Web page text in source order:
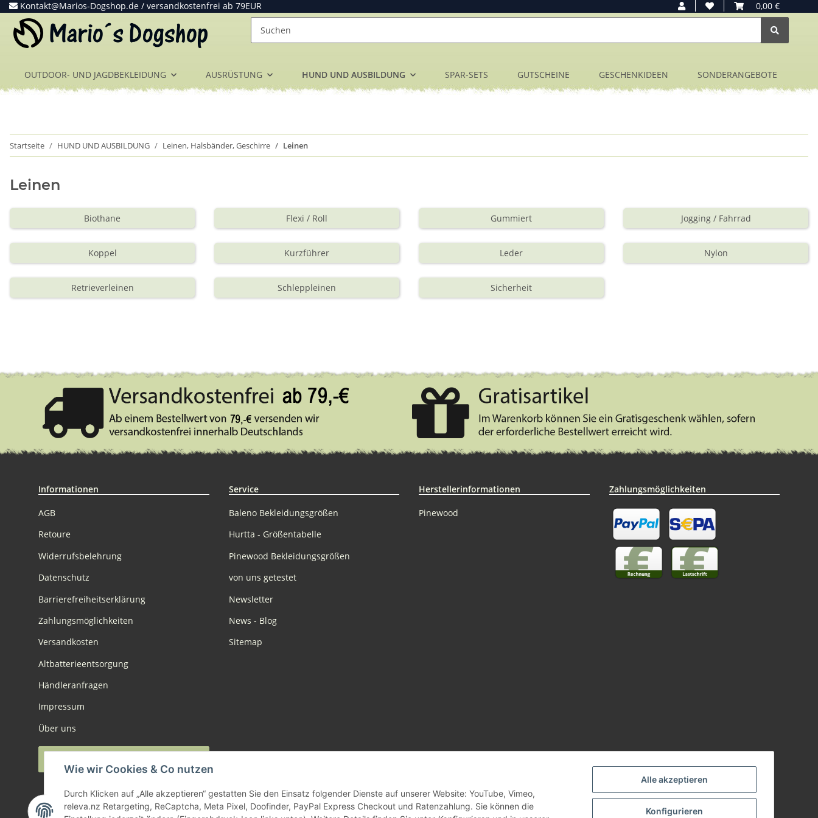
Alle akzeptieren
Konfigurieren
Wie wir Cookies & Co nutzen
Durch Klicken auf „Alle akzeptieren“ gestatten Sie den Einsatz folgender Dienste auf unserer Website: YouTube, Vimeo,
releva.nz Retargeting, ReCaptcha, Meta Pixel, Doofinder, PayPal Express Checkout und Ratenzahlung. Sie können die
Kontakt@Marios-Dogshop.de / versandkostenfrei ab 79EUR 0,00 €
OUTDOOR- UND JAGDBEKLEIDUNG AUSRÜSTUNG HUND UND AUSBILDUNG SPAR-SETS GUTSCHEINE GESCHENKIDEEN SONDERANGEBOTE
Startseite HUND UND AUSBILDUNG Leinen, Halsbänder, Geschirre Leinen
Leinen
Biothane Flexi / Roll Gummiert Jogging / Fahrrad
Koppel Kurzführer Leder Nylon
Retrieverleinen Schleppleinen Sicherheit
Informationen
AGB
Retoure
Widerrufsbelehrung
Datenschutz
Barrierefreiheitserklärung
Zahlungsmöglichkeiten
Versandkosten
Altbatterieentsorgung
Händleranfragen
Impressum
Über uns
Service
Baleno Bekleidungsgrößen
Hurtta - Größentabelle
Pinewood Bekleidungsgrößen
von uns getestet
Newsletter
News - Blog
Sitemap
Herstellerinformationen
Pinewood
Zahlungsmöglichkeiten